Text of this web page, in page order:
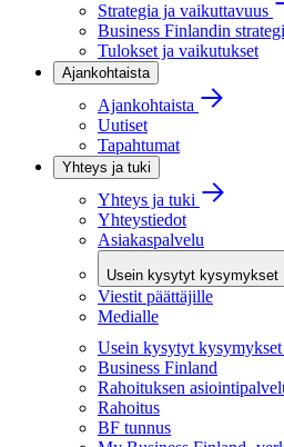
Strategia ja vaikuttavuus
Business Finlandin
Tulokset ja vaikutukset
Ajankohtaista
Ajankohtaista
Uutiset
Tapahtumat
Yhteys ja tuki
Yhteys ja tuki
Yhteystiedot
Asiakaspalvelu
Usein kysytyt kysymykset
Viestit päättäjille
Medialle
Usein kysytyt kysymykset
Business Finland
Rahoituksen
Rahoitus
BF tunnus